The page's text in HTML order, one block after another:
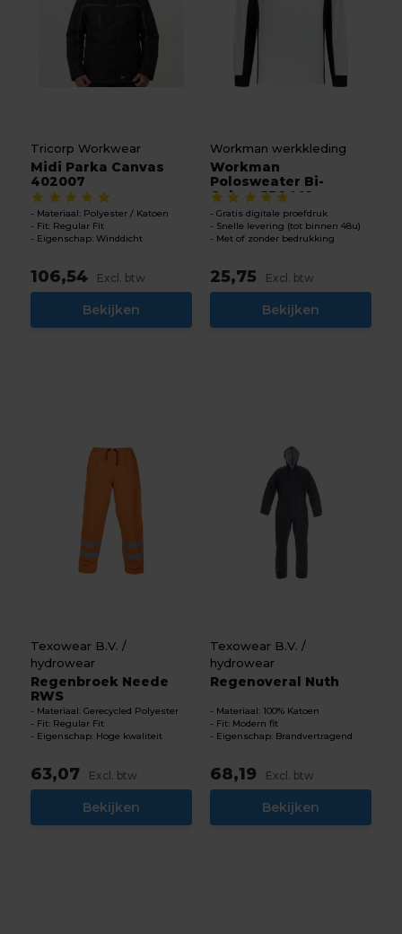
Tricorp Workwear
Midi Parka Canvas
402007
Materiaal: Polyester / Katoen
Fit: Regular Fit
Eigenschap: Winddicht
106,54 Excl. btw
Bekijken
Workman werkkleding
Workman
Polosweater Bi-
Colour JB2401
Gratis digitale proefdruk
Snelle levering (tot binnen 48u)
Met of zonder bedrukking
25,75 Excl. btw
Bekijken
Texowear B.V. /
hydrowear
Regenbroek Neede
RWS
Materiaal: Gerecycled Polyester
Fit: Regular Fit
Eigenschap: Hoge kwaliteit
63,07 Excl. btw
Bekijken
Texowear B.V. /
hydrowear
Regenoveral Nuth
Materiaal: 100% Katoen
Fit: Modern fit
Eigenschap: Brandvertragend
68,19 Excl. btw
Bekijken